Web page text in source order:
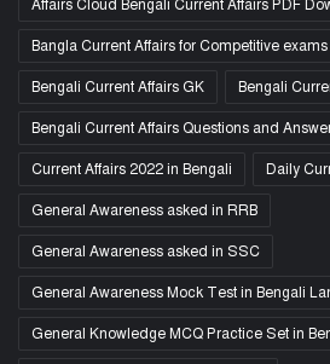
Affairs Cloud Bengali Current Affairs PDF
Bangla Current Affairs for Competitive exams
Bengali Current Affairs GK Bengali
Bengali Current Affairs Questions and
Current Affairs 2022 in Bengali Daily
General Awareness asked in RRB
General Awareness asked in SSC
General Awareness Mock Test in Bengali
General Knowledge MCQ Practice Set in